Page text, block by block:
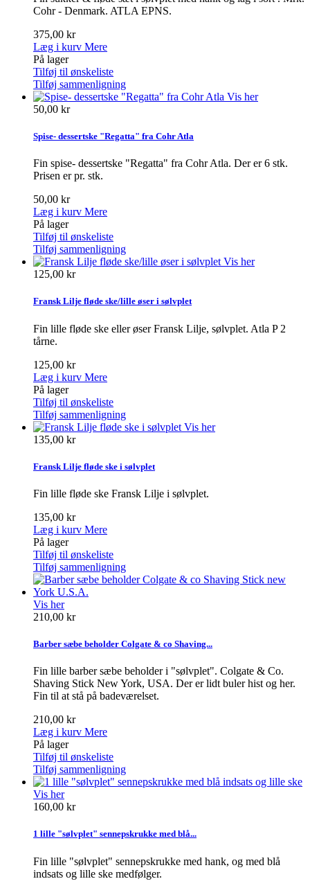
Cohr - Denmark. ATLA EPNS.
375,00 kr
Læg i kurv Mere
På lager
Tilføj til ønskeliste
Tilføj sammenligning
Vis her
50,00 kr
Spise- dessertske "Regatta" fra Cohr Atla
Fin spise- dessertske "Regatta" fra Cohr Atla. Der er 6 stk.
Prisen er pr. stk.
50,00 kr
Læg i kurv Mere
På lager
Tilføj til ønskeliste
Tilføj sammenligning
Vis her
125,00 kr
Fransk Lilje fløde ske/lille øser i sølvplet
Fin lille fløde ske eller øser Fransk Lilje, sølvplet. Atla P 2
tårne.
125,00 kr
Læg i kurv Mere
På lager
Tilføj til ønskeliste
Tilføj sammenligning
Vis her
135,00 kr
Fransk Lilje fløde ske i sølvplet
Fin lille fløde ske Fransk Lilje i sølvplet.
135,00 kr
Læg i kurv Mere
På lager
Tilføj til ønskeliste
Tilføj sammenligning
Vis her
210,00 kr
Barber sæbe beholder Colgate & co Shaving...
Fin lille barber sæbe beholder i "sølvplet". Colgate & Co.
Shaving Stick New York, USA. Der er lidt buler hist og her.
Fin til at stå på badeværelset.
210,00 kr
Læg i kurv Mere
På lager
Tilføj til ønskeliste
Tilføj sammenligning
Vis her
160,00 kr
1 lille "sølvplet" sennepskrukke med blå...
Fin lille "sølvplet" sennepskrukke med hank, og med blå
indsats og lille ske medfølger.